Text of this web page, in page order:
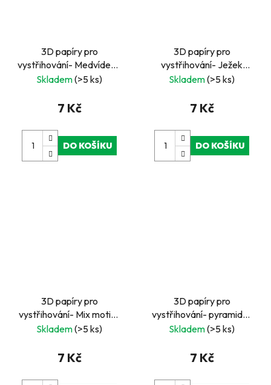
3D papíry pro
vystřihování- Medvídek s
vánoční čepicí
Skladem(>5 ks)
7 Kč
DO KOŠÍKU
3D papíry pro
vystřihování- Ježek
opravář
Skladem(>5 ks)
7 Kč
DO KOŠÍKU
3D papíry pro
vystřihování- Mix motivů
technika, 9 obrázků mini
Skladem(>5 ks)
7 Kč
3D papíry pro
vystřihování- pyramida-
čtvercové- zajíček a
Skladem(>5 ks)
7 Kč